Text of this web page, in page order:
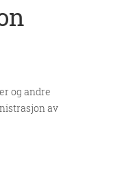
og andre
av